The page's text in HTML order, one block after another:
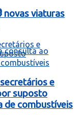
novas viaturas
e
suposto
de combustíveis